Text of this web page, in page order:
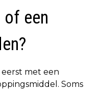
een
met een
Soms